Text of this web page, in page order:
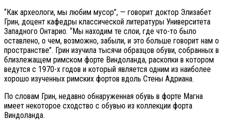
“Как археологи, мы любим мусор”, — говорит доктор Элизабет
Грин, доцент кафедры классической литературы Университета
Западного Онтарио. “Мы находим те слои, где что-то было
оставлено, о чем, возможно, забыли, и это больше говорит нам о
пространстве”. Грин изучила тысячи образцов обуви, собранных в
близлежащем римском форте Виндоланда, раскопки в котором
ведутся с 1970-х годов и который является одним из наиболее
хорошо изученных римских фортов вдоль Стены Адриана.
По словам Грин, недавно обнаруженная обувь в форте Магна
имеет некоторое сходство с обувью из коллекции форта
Виндоланда.